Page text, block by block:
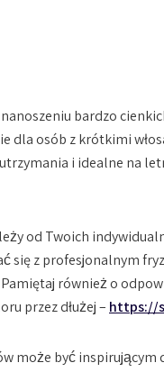
bardzo
dla osób z krótkimi
i idealne na
od Twoich
się z profesjonalnym
również o
przez dłużej – https://
może być